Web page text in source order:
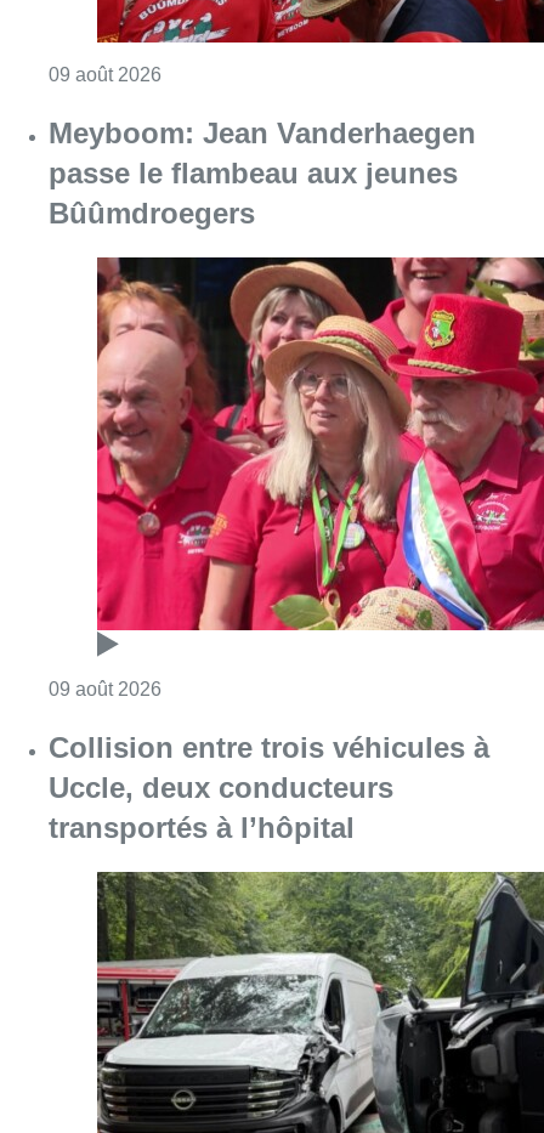
09 août 2026
Meyboom: Jean Vanderhaegen
passe le flambeau aux jeunes
Bûûmdroegers
09 août 2026
Collision entre trois véhicules à
Uccle, deux conducteurs
transportés à l’hôpital